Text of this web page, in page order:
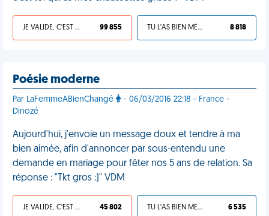
JE VALIDE, C'EST UNE VDM 99 855 TU L'AS BIEN MÉRITÉ 8 818
Poésie moderne
Par LaFemmeABienChangé
- 06/03/2016 22:18 - France -
Dinozé
Aujourd'hui, j'envoie un message doux et tendre à ma
bien aimée, afin d'annoncer par sous-entendu une
demande en mariage pour fêter nos 5 ans de relation. Sa
réponse : "Tkt gros :)" VDM
JE VALIDE, C'EST UNE VDM 45 802 TU L'AS BIEN MÉRITÉ 6 535